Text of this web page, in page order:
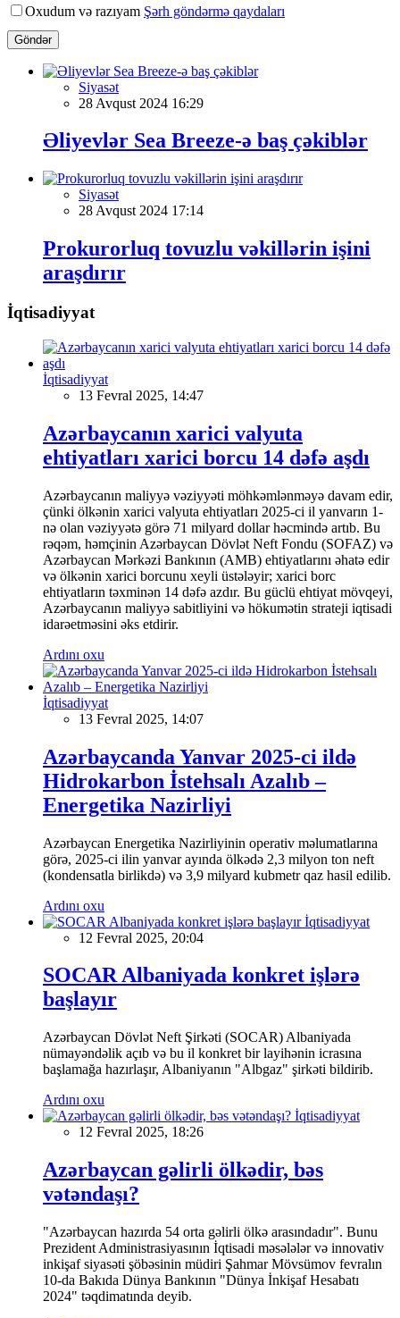
Oxudum və razıyam Şərh göndərmə qaydaları
Göndər
Siyasət
28 Avqust 2024 16:29
Əliyevlər Sea Breeze-ə baş çəkiblər
Siyasət
28 Avqust 2024 17:14
Prokurorluq tovuzlu vəkillərin işini
araşdırır
İqtisadiyyat
İqtisadiyyat
13 Fevral 2025, 14:47
Azərbaycanın xarici valyuta
ehtiyatları xarici borcu 14 dəfə aşdı
Azərbaycanın maliyyə vəziyyəti möhkəmlənməyə davam edir,
çünki ölkənin xarici valyuta ehtiyatları 2025-ci il yanvarın 1-
nə olan vəziyyətə görə 71 milyard dollar həcmində artıb. Bu
rəqəm, həmçinin Azərbaycan Dövlət Neft Fondu (SOFAZ) və
Azərbaycan Mərkəzi Bankının (AMB) ehtiyatlarını əhatə edir
və ölkənin xarici borcunu xeyli üstələyir; xarici borc
ehtiyatların təxminən 14 dəfə azdır. Bu güclü ehtiyat mövqeyi,
Azərbaycanın maliyyə sabitliyini və hökumətin strateji iqtisadi
idarəetməsini əks etdirir.
Ardını oxu
İqtisadiyyat
13 Fevral 2025, 14:07
Azərbaycanda Yanvar 2025-ci ildə
Hidrokarbon İstehsalı Azalıb –
Energetika Nazirliyi
Azərbaycan Energetika Nazirliyinin operativ məlumatlarına
görə, 2025-ci ilin yanvar ayında ölkədə 2,3 milyon ton neft
(kondensatla birlikdə) və 3,9 milyard kubmetr qaz hasil edilib.
Ardını oxu
İqtisadiyyat
12 Fevral 2025, 20:04
SOCAR Albaniyada konkret işlərə
başlayır
Azərbaycan Dövlət Neft Şirkəti (SOCAR) Albaniyada
nümayəndəlik açıb və bu il konkret bir layihənin icrasına
başlamağa hazırlaşır, Albaniyanın "Albgaz" şirkəti bildirib.
Ardını oxu
İqtisadiyyat
12 Fevral 2025, 18:26
Azərbaycan gəlirli ölkədir, bəs
vətəndaşı?
"Azərbaycan hazırda 54 orta gəlirli ölkə arasındadır". Bunu
Prezident Administrasiyasının İqtisadi məsələlər və innovativ
inkişaf siyasəti şöbəsinin müdiri Şahmar Mövsümov fevralın
10-da Bakıda Dünya Bankının "Dünya İnkişaf Hesabatı
2024" təqdimatında deyib.